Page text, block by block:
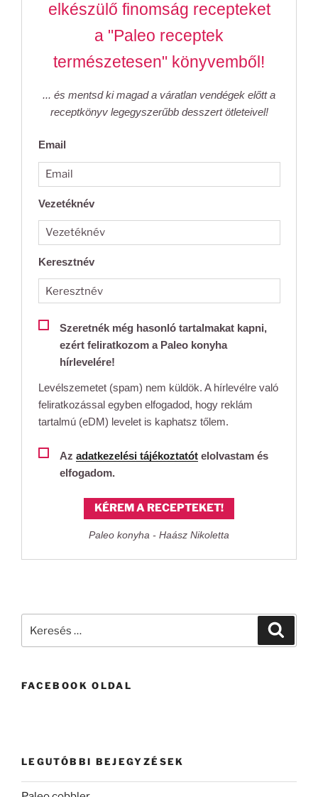
elkészülő finomság recepteket
a "Paleo receptek
természetesen" könyvemből!
... és mentsd ki magad a váratlan vendégek előtt a
receptkönyv legegyszerűbb desszert ötleteivel!
Email
Vezetéknév
Keresztnév
Szeretnék még hasonló tartalmakat kapni,
ezért feliratkozom a Paleo konyha
hírlevelére!
Levélszemetet (spam) nem küldök. A hírlevélre való
feliratkozással egyben elfogadod, hogy reklám
tartalmú (eDM) levelet is kaphatsz tőlem.
Az adatkezelési tájékoztatótelolvastam és
elfogadom.
KÉREM A RECEPTEKET!
Paleo konyha - Haász Nikoletta
FACEBOOK OLDAL
LEGUTÓBBI BEJEGYZÉSEK